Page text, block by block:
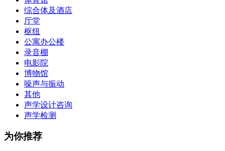
综合体及酒店
厅堂
枢纽
公寓办公楼
录音棚
电影院
博物馆
噪声与振动
其他
声学设计咨询
声学检测
为你推荐